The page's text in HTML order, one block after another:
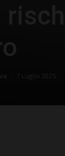
7 Luglio 2025